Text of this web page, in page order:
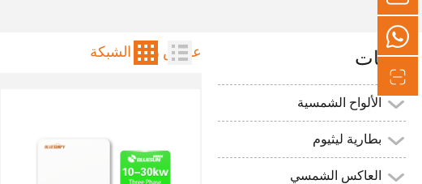
الفئات
الألواح الشمسية
بطارية ليثيوم
العاكس الشمسي
عاكس ربط الشبكة